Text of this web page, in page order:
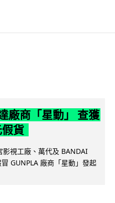
廠商「星動」 查獲
貨
視工廠、萬代及 BANDAI
GUNPLA 廠商「星動」發起